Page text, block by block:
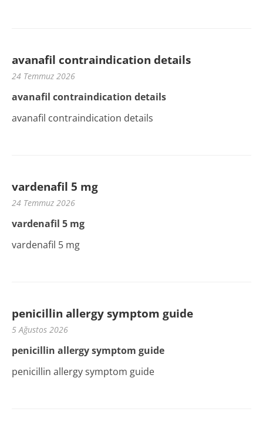
avanafil contraindication details
24 Temmuz 2026
avanafil contraindication details
avanafil contraindication details
vardenafil 5 mg
24 Temmuz 2026
vardenafil 5 mg
vardenafil 5 mg
penicillin allergy symptom guide
5 Ağustos 2026
penicillin allergy symptom guide
penicillin allergy symptom guide